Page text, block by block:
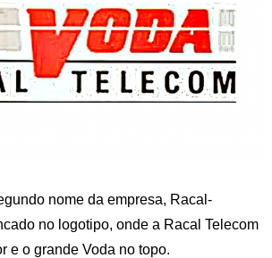
nome da empresa, Racal-
no logotipo, onde a Racal Telecom
e o grande Voda no topo.